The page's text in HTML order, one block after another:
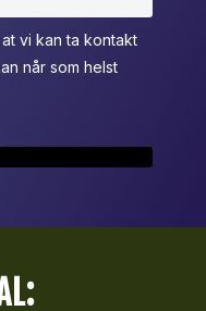
vi kan ta kontakt
når som helst